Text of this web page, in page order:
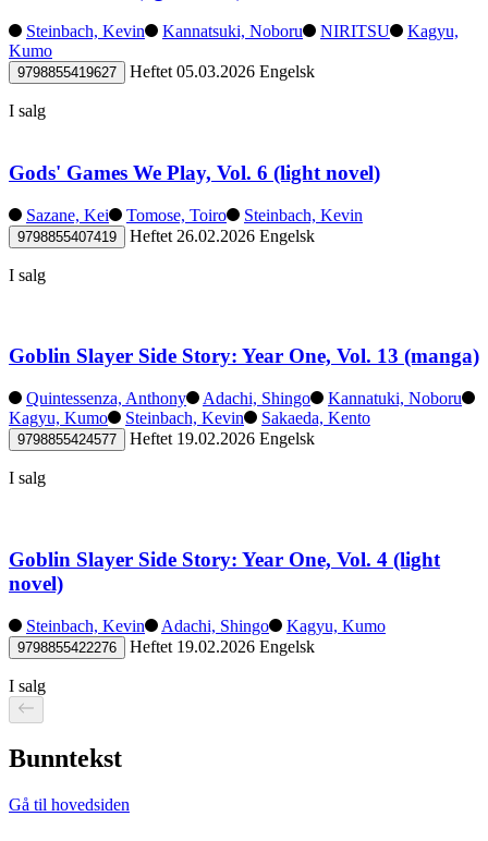
Steinbach, Kevin Kannatsuki, Noboru NIRITSU
Kagyu,
Kumo
9798855419627 Heftet 05.03.2026 Engelsk
I salg
Gods' Games We Play, Vol. 6 (light novel)
Sazane, Kei Tomose, Toiro Steinbach, Kevin
9798855407419 Heftet 26.02.2026 Engelsk
I salg
Goblin Slayer Side Story: Year One, Vol. 13 (manga)
Quintessenza, Anthony Adachi, Shingo
Kannatuki, Noboru
Kagyu, Kumo
Steinbach, Kevin Sakaeda, Kento
9798855424577 Heftet 19.02.2026 Engelsk
I salg
Goblin Slayer Side Story: Year One, Vol. 4 (light
novel)
Steinbach, Kevin Adachi, Shingo Kagyu, Kumo
9798855422276 Heftet 19.02.2026 Engelsk
I salg
Bunntekst
Gå til hovedsiden